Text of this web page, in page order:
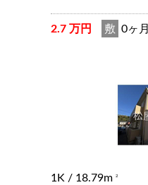
2.7 万円 敷 0ヶ月
1K / 18.79m 2